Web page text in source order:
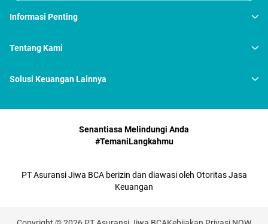
Informasi Penting
Tentang Kami
Solusi Keuangan Lainnya
Senantiasa Melindungi Anda
#TemaniLangkahmu
PT Asuransi Jiwa BCA berizin dan diawasi oleh Otoritas Jasa
Keuangan